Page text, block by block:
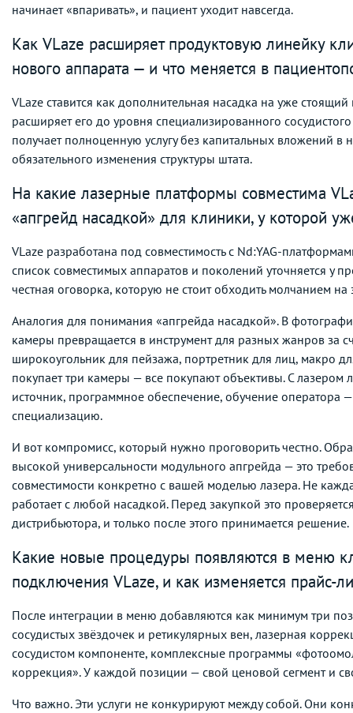
начинает «впаривать», и пациент уходит навсегда.
Как VLaze расширяет продуктовую линейку
нового аппарата — и что меняется в
VLaze ставится как дополнительная насадка на уже
расширяет его до уровня специализированного
получает полноценную услугу без капитальных вложений в
обязательного изменения структуры штата.
На какие лазерные платформы совместима
«апгрейд насадкой» для клиники, у которой
VLaze разработана под совместимость с Nd:YAG-
список совместимых аппаратов и поколений уточняется у
честная оговорка, которую не стоит обходить молчанием
Аналогия для понимания «апгрейда насадкой». В
камеры превращается в инструмент для разных жанров за
широкоугольник для пейзажа, портретник для лиц, макро
покупает три камеры — все покупают объективы. С лазером
источник, программное обеспечение, обучение оператора —
специализацию.
И вот компромисс, который нужно проговорить честно.
высокой универсальности модульного апгрейда — это
совместимости конкретно с вашей моделью лазера. Не
работает с любой насадкой. Перед закупкой это
дистрибьютора, и только после этого принимается решение.
Какие новые процедуры появляются в меню
подключения VLaze, и как изменяется прайс-
После интеграции в меню добавляются как минимум три
сосудистых звёздочек и ретикулярных вен, лазерная
сосудистом компоненте, комплексные программы
коррекция». У каждой позиции — свой ценовой сегмент и
Что важно. Эти услуги не конкурируют между собой. Они